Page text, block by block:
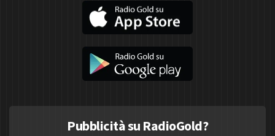
Pubblicità su RadioGold?